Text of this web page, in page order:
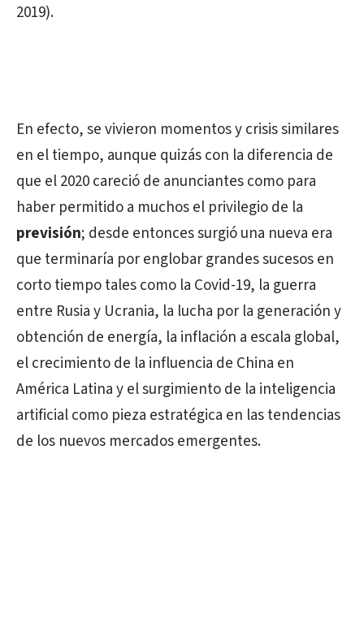
2019).
En efecto, se vivieron momentos y crisis similares
en el tiempo, aunque quizás con la diferencia de
que el 2020 careció de anunciantes como para
haber permitido a muchos el privilegio de la
previsión; desde entonces surgió una nueva era
que terminaría por englobar grandes sucesos en
corto tiempo tales como la Covid-19, la guerra
entre Rusia y Ucrania, la lucha por la generación y
obtención de energía, la inflación a escala global,
el crecimiento de la influencia de China en
América Latina y el surgimiento de la inteligencia
artificial como pieza estratégica en las tendencias
de los nuevos mercados emergentes.